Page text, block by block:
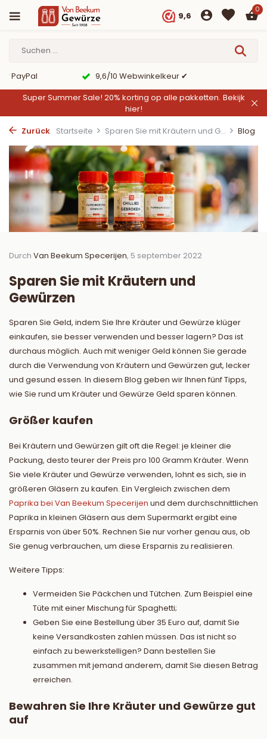
9,6
0
PayPal
9,6/10 Webwinkelkeur ✔
Super Summer Sale! 20% korting op alle pakketten. Bekijk
hier!
Zurück Startseite Sparen Sie mit Kräutern und G... Blog
Durch Van Beekum Specerijen, 5 september 2022
Sparen Sie mit Kräutern und
Gewürzen
Sparen Sie Geld, indem Sie Ihre Kräuter und Gewürze klüger
einkaufen, sie besser verwenden und besser lagern? Das ist
durchaus möglich. Auch mit weniger Geld können Sie gerade
durch die Verwendung von Kräutern und Gewürzen gut, lecker
und gesund essen. In diesem Blog geben wir Ihnen fünf Tipps,
wie Sie rund um Kräuter und Gewürze Geld sparen können.
Größer kaufen
Bei Kräutern und Gewürzen gilt oft die Regel: je kleiner die
Packung, desto teurer der Preis pro 100 Gramm Kräuter. Wenn
Sie viele Kräuter und Gewürze verwenden, lohnt es sich, sie in
größeren Gläsern zu kaufen. Ein Vergleich zwischen dem
Paprika bei Van Beekum Specerijen und dem durchschnittlichen
Paprika in kleinen Gläsern aus dem Supermarkt ergibt eine
Ersparnis von über 50%. Rechnen Sie nur vorher genau aus, ob
Sie genug verbrauchen, um diese Ersparnis zu realisieren.
Weitere Tipps:
Vermeiden Sie Päckchen und Tütchen. Zum Beispiel eine
Tüte mit einer Mischung für Spaghetti;
Geben Sie eine Bestellung über 35 Euro auf, damit Sie
keine Versandkosten zahlen müssen. Das ist nicht so
einfach zu bewerkstelligen? Dann bestellen Sie
zusammen mit jemand anderem, damit Sie diesen Betrag
erreichen.
Bewahren Sie Ihre Kräuter und Gewürze gut
auf